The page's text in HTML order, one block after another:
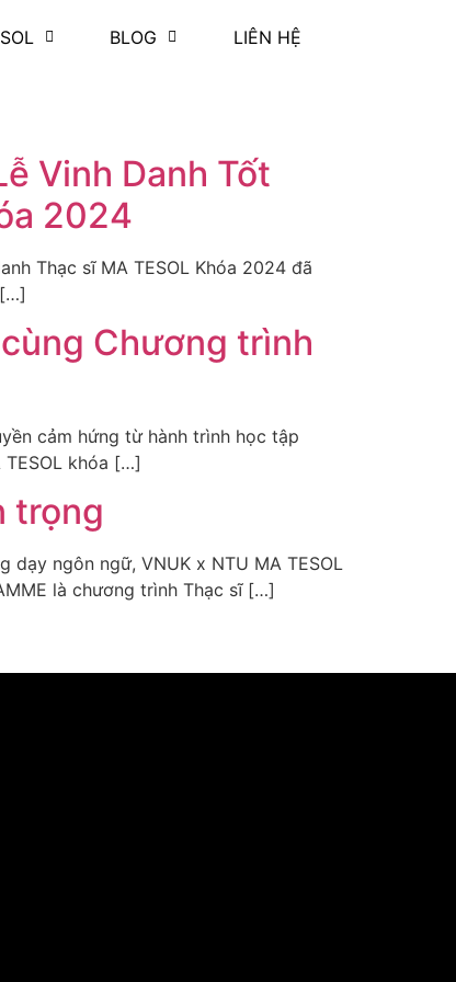
BLOG LIÊN HỆ
Vinh Danh Tốt
2024
Thạc sĩ MA TESOL Khóa 2024 đã
Chương trình
cảm hứng từ hành trình học tập
khóa […]
trọng
ngôn ngữ, VNUK x NTU MA TESOL
là chương trình Thạc sĩ […]